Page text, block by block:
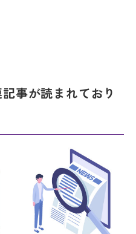
事が読まれており